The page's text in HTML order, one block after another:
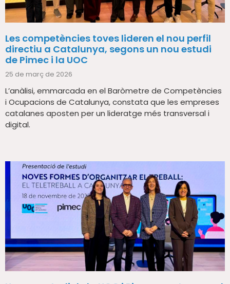
Les competències toves lideren el nou perfil
directiu a Catalunya, segons un nou estudi
de Pimec i la UOC
25 de març de 2026
L’anàlisi, emmarcada en el Baròmetre de Competències
i Ocupacions de Catalunya, constata que les empreses
catalanes aposten per un lideratge més transversal i
digital.